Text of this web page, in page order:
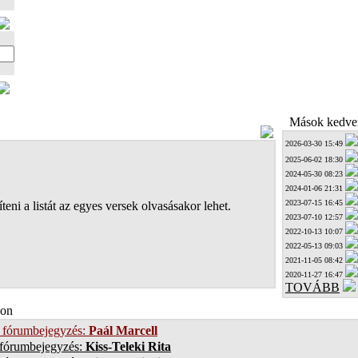
a listát az egyes versek olvasásakor lehet.
Mások
2026-03-30 15:49
2025-06-02 18:30
2024-05-30 08:23
2024-01-06 21:31
2023-07-15 16:45
2023-07-10 12:57
2022-10-13 10:07
2022-05-13 09:03
2021-11-05 08:42
2020-11-27 16:47
TOVÁBB
Paál Marcell
Kiss-Teleki Rita